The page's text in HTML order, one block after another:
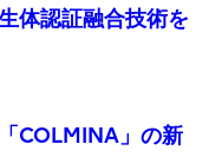
体認証融合技術を
COLMINA」の新